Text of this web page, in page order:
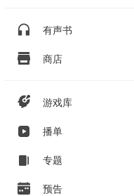
有声书
商店
游戏库
播单
专题
预告